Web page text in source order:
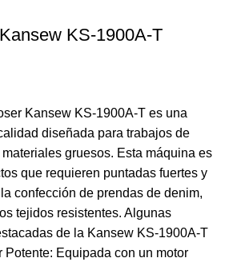
KS-1900A-T
Kansew KS-1900A-T es una
diseñada para trabajos de
gruesos. Esta máquina es
que requieren puntadas fuertes y
confección de prendas de denim,
tejidos resistentes. Algunas
de la Kansew KS-1900A-T
Potente: Equipada con un motor